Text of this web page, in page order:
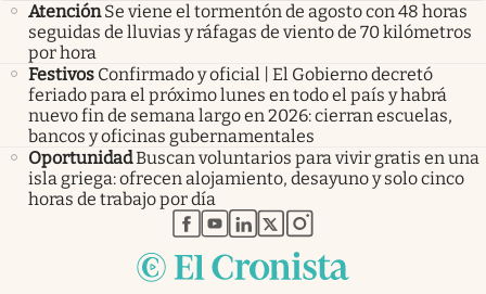
Atención Se viene el tormentón de agosto con 48 horas
seguidas de lluvias y ráfagas de viento de 70 kilómetros
por hora
Festivos Confirmado y oficial | El Gobierno decretó
feriado para el próximo lunes en todo el país y habrá
nuevo fin de semana largo en 2026: cierran escuelas,
bancos y oficinas gubernamentales
OportunidadBuscan voluntarios para vivir gratis en una
isla griega: ofrecen alojamiento, desayuno y solo cinco
horas de trabajo por día
abre en nueva pestaña
abre en nueva pestaña
abre en nueva pestaña
abre en nueva pestaña
abre en nueva pestaña